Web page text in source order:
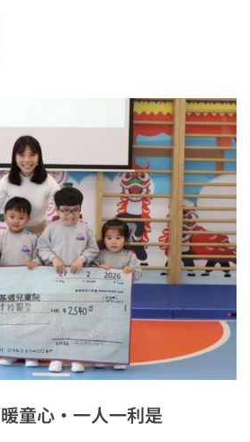
童心·一人一利是